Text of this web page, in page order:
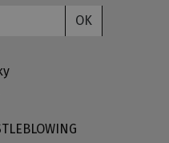
OK